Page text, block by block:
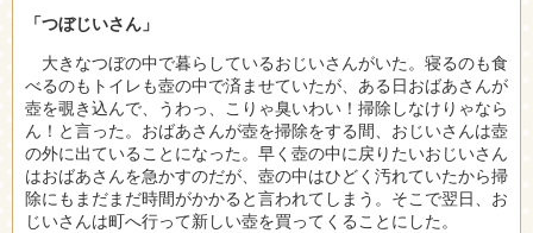
「つぼじいさん」
大きなつぼの中で暮らしているおじいさんがいた。寝るのも食
べるのもトイレも壺の中で済ませていたが、ある日おばあさんが
壺を覗き込んで、うわっ、こりゃ臭いわい！掃除しなけりゃなら
ん！と言った。おばあさんが壺を掃除をする間、おじいさんは壺
の外に出ていることになった。早く壺の中に戻りたいおじいさん
はおばあさんを急かすのだが、壺の中はひどく汚れていたから掃
除にもまだまだ時間がかかると言われてしまう。そこで翌日、お
じいさんは町へ行って新しい壺を買ってくることにした。